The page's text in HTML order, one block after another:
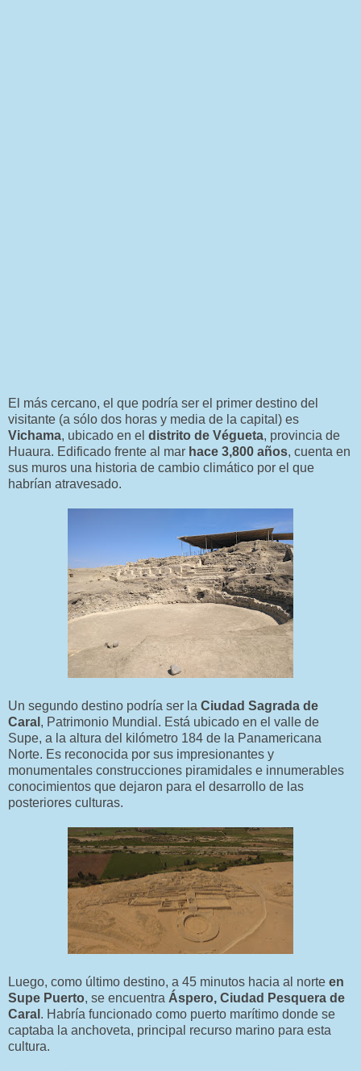
El más cercano, el que podría ser el primer destino del
visitante (a sólo dos horas y media de la capital) es
Vichama, ubicado en el distrito de Végueta, provincia de
Huaura. Edificado frente al mar hace 3,800 años, cuenta en
sus muros una historia de cambio climático por el que
habrían atravesado.
Un segundo destino podría ser la Ciudad Sagrada de
Caral , Patrimonio Mundial. Está ubicado en el valle de
Supe, a la altura del kilómetro 184 de la Panamericana
Norte. Es reconocida por sus impresionantes y
monumentales construcciones piramidales e innumerables
conocimientos que dejaron para el desarrollo de las
posteriores culturas.
Luego, como último destino, a 45 minutos hacia al norte en
Supe Puerto, se encuentra Áspero, Ciudad Pesquera de
Caral . Habría funcionado como puerto marítimo donde se
captaba la anchoveta, principal recurso marino para esta
cultura.